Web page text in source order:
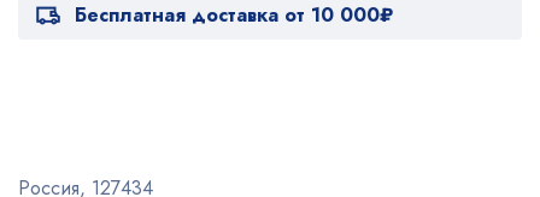
Бесплатная доставка от 10 000₽
Россия, 127434